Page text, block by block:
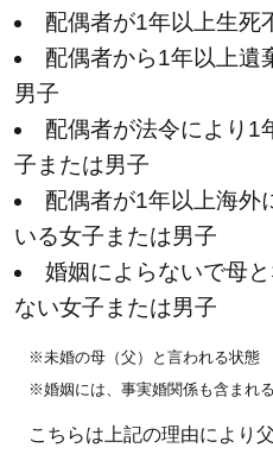
配偶者が1年以上生死
配偶者から1年以上遺
男子
配偶者が法令により1
子または男子
配偶者が1年以上海外
いる女子または男子
婚姻によらないで母
ない女子または男子
※未婚の母（父）と言われる状態
※婚姻には、事実婚関係も含まれる
こちらは上記の理由により